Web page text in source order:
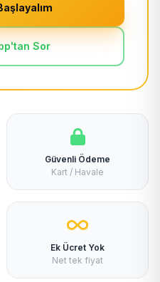
Sor
Güvenli Ödeme
Kart / Havale
Ek Ücret Yok
Net tek fiyat